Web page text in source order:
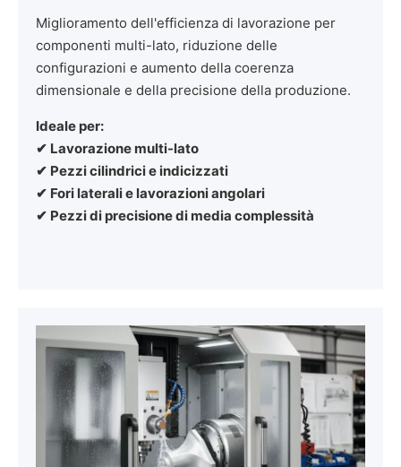
Miglioramento dell'efficienza di lavorazione per
componenti multi-lato, riduzione delle
configurazioni e aumento della coerenza
dimensionale e della precisione della produzione.
Ideale per:
✔ Lavorazione multi-lato
✔ Pezzi cilindrici e indicizzati
✔ Fori laterali e lavorazioni angolari
✔ Pezzi di precisione di media complessità